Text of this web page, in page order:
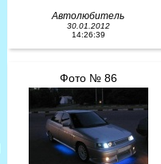
Автолюбитель
30.01.2012
14:26:39
Фото № 86